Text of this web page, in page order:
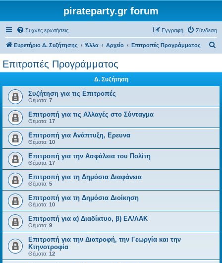
pirateparty.gr forum
Συχνές ερωτήσεις Σύνδεση
Εγγραφή
Ευρετήριο Δ. Συζήτησης Άλλα Αρχείο Επιτροπές Προγράμματος
σ
Επιτροπές Προγράμματος
Δ. Συζήτηση
Συζήτηση για τις Επιτροπές
Θέματα: 7
Επιτροπή για τις Αλλαγές στο Σύνταγμα
Θέματα: 17
Επιτροπή για Ανάπτυξη, Ερευνα
Θέματα: 10
Επιτροπή για την Ασφάλεια του Πολίτη
Θέματα: 17
Επιτροπή για τη Δημόσια Διαφάνεια
Θέματα: 5
Επιτροπή για τη Δημόσια Διοίκηση
Θέματα: 10
Επιτροπή για α) Διαδίκτυο, β) ΕΛ/ΛΑΚ
Θέματα: 9
Επιτροπή για την Διατροφή, την Γεωργία και την
Κτηνοτροφία
Θέματα: 12